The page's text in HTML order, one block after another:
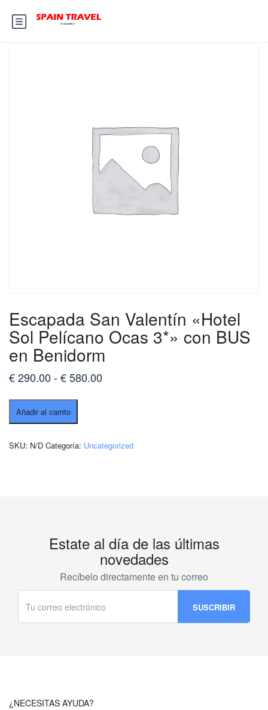
Escapada San Valentín «Hotel
Sol Pelícano Ocas 3*» con BUS
en Benidorm
€290.00 -€580.00
€ 290.00
Escapada
San
Valentín
Sol
Añadir al carrito
SKU: N/D Categoría: Uncategorized
Estate al día de las últimas
novedades
Recíbelo directamente en tu correo
¿NECESITAS AYUDA?